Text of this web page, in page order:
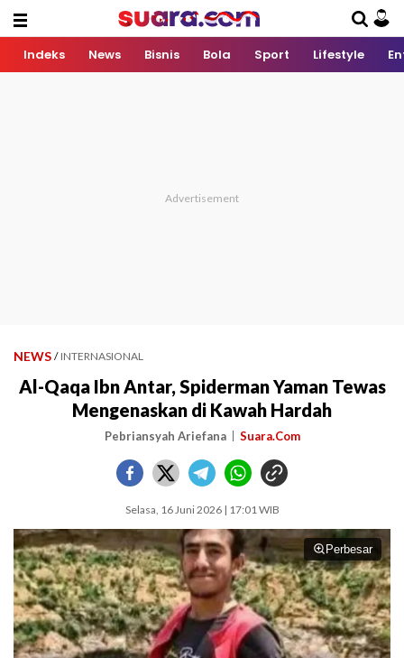
Indeks News Bisnis Bola Sport Lifestyle
NEWS / INTERNASIONAL
Al-Qaqa Ibn Antar, Spiderman Yaman Tewas
Mengenaskan di Kawah Hardah
Pebriansyah Ariefana Suara.Com
Selasa, 16 Juni 2026 | 17:01 WIB
Perbesar